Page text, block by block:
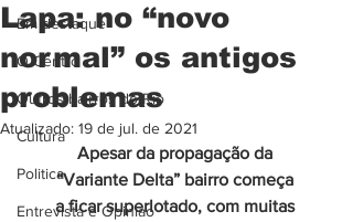
Em destaque
O Centro
Outros bairros do Rio
Cultura
Politica
Entrevista e Opiniao
Lapa: no “novo
normal” os antigos
problemas
Atualizado: 19 de jul. de 2021
Apesar da propagação da
“Variante Delta” bairro começa
a ficar superlotado, com muitas